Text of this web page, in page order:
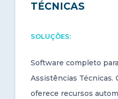
TÉCNICAS
SOLUÇÕES:
Software completo
Assistências Técnicas.
oferece recursos